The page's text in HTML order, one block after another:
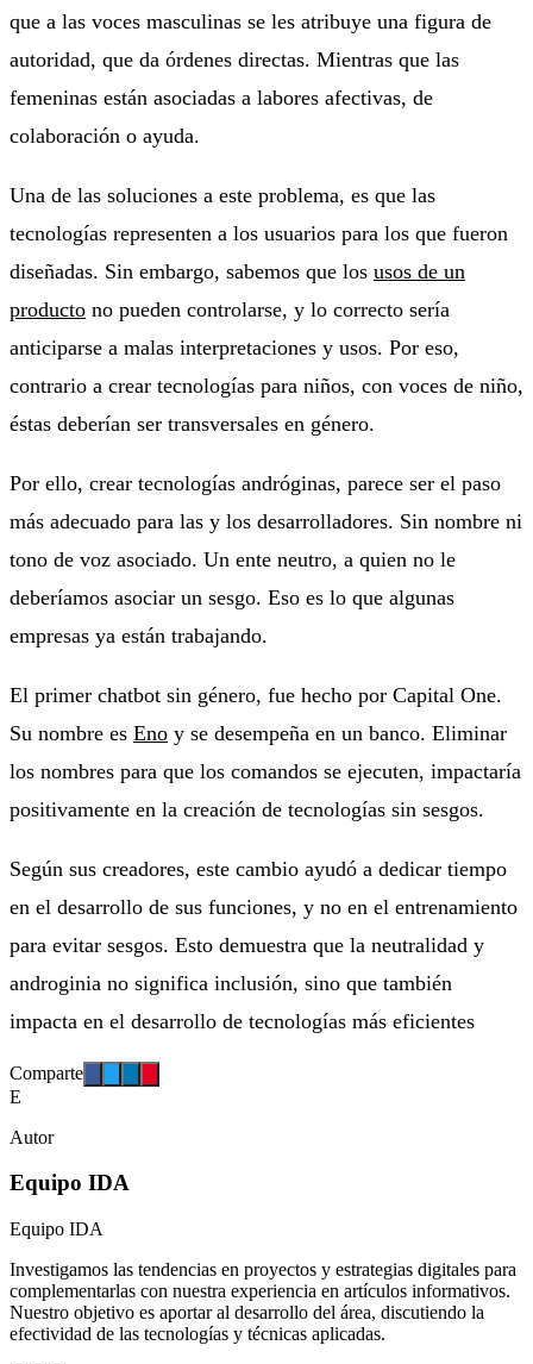
que a las voces masculinas se les atribuye una figura de
autoridad, que da órdenes directas. Mientras que las
femeninas están asociadas a labores afectivas, de
colaboración o ayuda.
Una de las soluciones a este problema, es que las
tecnologías representen a los usuarios para los que fueron
diseñadas. Sin embargo, sabemos que los usos de un
producto no pueden controlarse, y lo correcto sería
anticiparse a malas interpretaciones y usos. Por eso,
contrario a crear tecnologías para niños, con voces de niño,
éstas deberían ser transversales en género.
Por ello, crear tecnologías andróginas, parece ser el paso
más adecuado para las y los desarrolladores. Sin nombre ni
tono de voz asociado. Un ente neutro, a quien no le
deberíamos asociar un sesgo. Eso es lo que algunas
empresas ya están trabajando.
El primer chatbot sin género, fue hecho por Capital One.
Su nombre es Eno y se desempeña en un banco. Eliminar
los nombres para que los comandos se ejecuten, impactaría
positivamente en la creación de tecnologías sin sesgos.
Según sus creadores, este cambio ayudó a dedicar tiempo
en el desarrollo de sus funciones, y no en el entrenamiento
para evitar sesgos. Esto demuestra que la neutralidad y
androginia no significa inclusión, sino que también
impacta en el desarrollo de tecnologías más eficientes
Comparte
E
Autor
Equipo IDA
Equipo IDA
Investigamos las tendencias en proyectos y estrategias digitales para
complementarlas con nuestra experiencia en artículos informativos.
Nuestro objetivo es aportar al desarrollo del área, discutiendo la
efectividad de las tecnologías y técnicas aplicadas.